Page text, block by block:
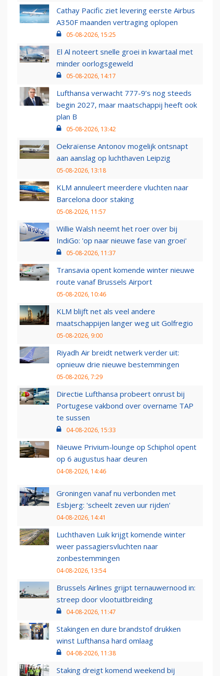
Cathay Pacific ziet levering eerste Airbus
A350F maanden vertraging oplopen
05-08-2026, 15:25
El Al noteert snelle groei in kwartaal met
minder oorlogsgeweld
05-08-2026, 14:17
Lufthansa verwacht 777-9’s nog steeds
begin 2027, maar maatschappij heeft ook
plan B
05-08-2026, 13:42
Oekraïense Antonov mogelijk ontsnapt
aan aanslag op luchthaven Leipzig
05-08-2026, 13:18
KLM annuleert meerdere vluchten naar
Barcelona door staking
05-08-2026, 11:57
Willie Walsh neemt het roer over bij
IndiGo: 'op naar nieuwe fase van groei'
05-08-2026, 11:37
Transavia opent komende winter nieuwe
route vanaf Brussels Airport
05-08-2026, 10:46
KLM blijft net als veel andere
maatschappijen langer weg uit Golfregio
05-08-2026, 9:00
Riyadh Air breidt netwerk verder uit:
opnieuw drie nieuwe bestemmingen
05-08-2026, 7:29
Directie Lufthansa probeert onrust bij
Portugese vakbond over overname TAP
te sussen
04-08-2026, 15:33
Nieuwe Privium-lounge op Schiphol opent
op 6 augustus haar deuren
04-08-2026, 14:46
Groningen vanaf nu verbonden met
Esbjerg: 'scheelt zeven uur rijden'
04-08-2026, 14:41
Luchthaven Luik krijgt komende winter
weer passagiersvluchten naar
zonbestemmingen
04-08-2026, 13:54
Brussels Airlines grijpt ternauwernood in:
streep door vlootuitbreiding
04-08-2026, 11:47
Stakingen en dure brandstof drukken
winst Lufthansa hard omlaag
04-08-2026, 11:38
Staking dreigt komend weekend bij